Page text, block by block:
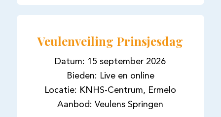
Veulenveiling Prinsjesdag
Datum: 15 september 2026
Bieden: Live en online
Locatie: KNHS-Centrum, Ermelo
Aanbod: Veulens Springen